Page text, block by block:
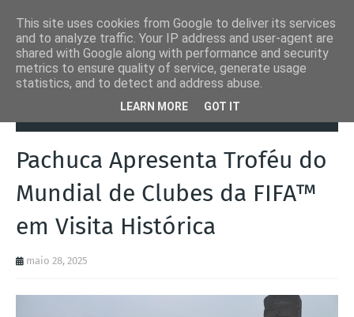
Desporto
Pachuca Apresenta Troféu do Mundial de
Pachuca Apresenta Troféu do
Mundial de Clubes da FIFA™
em Visita Histórica
maio 28, 2025
This site uses cookies from Google to deliver its services
and to analyze traffic. Your IP address and user-agent are
shared with Google along with performance and security
metrics to ensure quality of service, generate usage
statistics, and to detect and address abuse.
LEARN MORE GOT IT